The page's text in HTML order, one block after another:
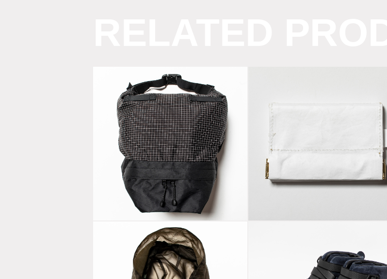
X-
Pac™/Spectra®
“Lid”
Tyvek® Travel